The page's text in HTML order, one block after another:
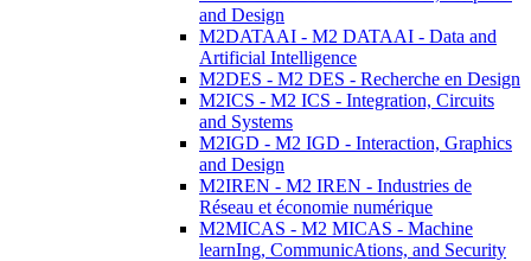
and Design
M2DATAAI - M2 DATAAI - Data and
Artificial Intelligence
M2DES - M2 DES - Recherche en Design
M2ICS - M2 ICS - Integration, Circuits
and Systems
M2IGD - M2 IGD - Interaction, Graphics
and Design
M2IREN - M2 IREN - Industries de
Réseau et économie numérique
M2MICAS - M2 MICAS - Machine
learnIng, CommunicAtions, and Security